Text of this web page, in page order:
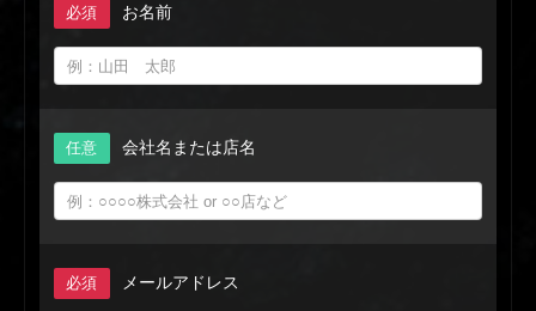
必須 お名前
任意 会社名または店名
必須 メールアドレス